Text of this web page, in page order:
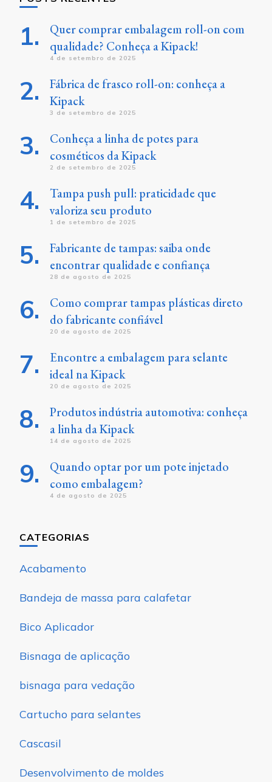
Quer comprar embalagem roll-on com
qualidade? Conheça a Kipack!
4 de setembro de 2025
Fábrica de frasco roll-on: conheça a
Kipack
3 de setembro de 2025
Conheça a linha de potes para
cosméticos da Kipack
2 de setembro de 2025
Tampa push pull: praticidade que
valoriza seu produto
1 de setembro de 2025
Fabricante de tampas: saiba onde
encontrar qualidade e confiança
28 de agosto de 2025
Como comprar tampas plásticas direto
do fabricante confiável
20 de agosto de 2025
Encontre a embalagem para selante
ideal na Kipack
20 de agosto de 2025
Produtos indústria automotiva: conheça
a linha da Kipack
14 de agosto de 2025
Quando optar por um pote injetado
como embalagem?
4 de agosto de 2025
CATEGORIAS
Acabamento
Bandeja de massa para calafetar
Bico Aplicador
Bisnaga de aplicação
bisnaga para vedação
Cartucho para selantes
Cascasil
Desenvolvimento de moldes